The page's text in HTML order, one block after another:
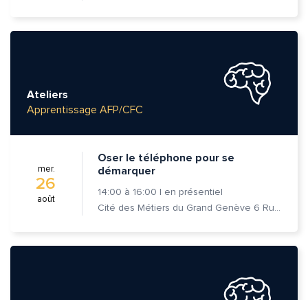
Ateliers
Apprentissage AFP/CFC
mer.
26
août
Oser le téléphone pour se
démarquer
14:00 à 16:00 | en présentiel
Cité des Métiers du Grand Genève 6 Rue Prévost-Martin 1205 Genève